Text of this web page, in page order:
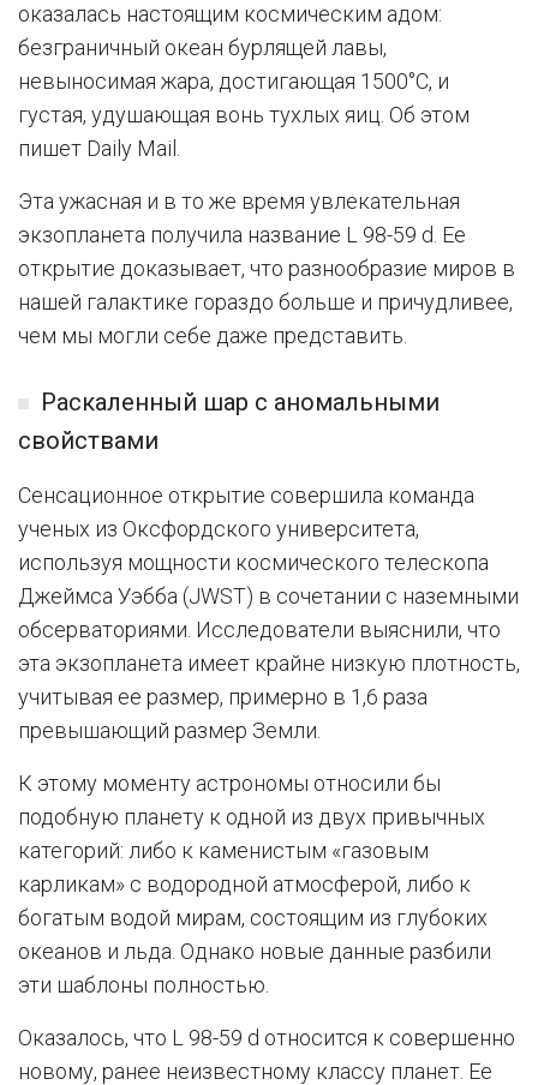
оказалась настоящим космическим адом:
безграничный океан бурлящей лавы,
невыносимая жара, достигающая 1500°C, и
густая, удушающая вонь тухлых яиц. Об этом
пишет Daily Mail.
Эта ужасная и в то же время увлекательная
экзопланета получила название L 98-59 d. Ее
открытие доказывает, что разнообразие миров в
нашей галактике гораздо больше и причудливее,
чем мы могли себе даже представить.
Раскаленный шар с аномальными
свойствами
Сенсационное открытие совершила команда
ученых из Оксфордского университета,
используя мощности космического телескопа
Джеймса Уэбба (JWST) в сочетании с наземными
обсерваториями. Исследователи выяснили, что
эта экзопланета имеет крайне низкую плотность,
учитывая ее размер, примерно в 1,6 раза
превышающий размер Земли.
К этому моменту астрономы относили бы
подобную планету к одной из двух привычных
категорий: либо к каменистым «газовым
карликам» с водородной атмосферой, либо к
богатым водой мирам, состоящим из глубоких
океанов и льда. Однако новые данные разбили
эти шаблоны полностью.
Оказалось, что L 98-59 d относится к совершенно
новому, ранее неизвестному классу планет. Ее